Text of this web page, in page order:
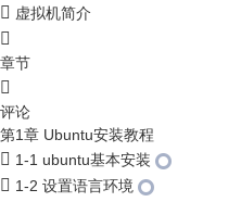
虚拟机简介
章节
评论
第1章 Ubuntu安装教程
1-1 ubuntu基本安装
1-2 设置语言环境